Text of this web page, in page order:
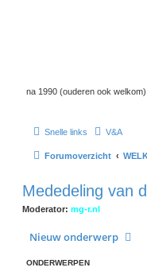
na 1990 (ouderen ook welkom)
Snelle links V&A
Forumoverzicht
Mededeling van
Moderator: mg-r.nl
Nieuw onderwerp
ONDERWERPEN